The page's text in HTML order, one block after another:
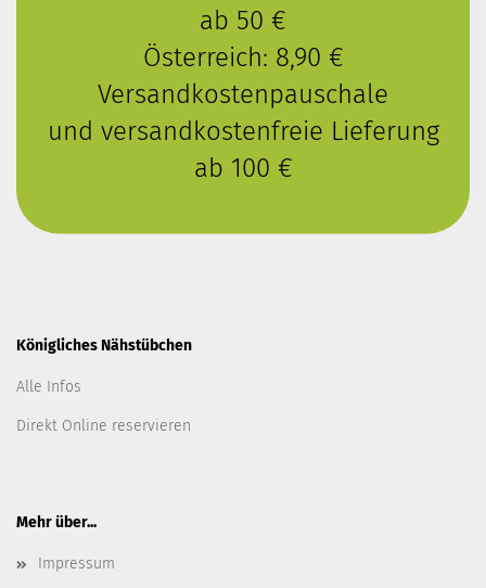
ab 50 €
Österreich: 8,90 €
Versandkostenpauschale
und versandkostenfreie Lieferung
ab 100 €
Königliches Nähstübchen
Alle Infos
Direkt Online reservieren
Mehr über...
Impressum